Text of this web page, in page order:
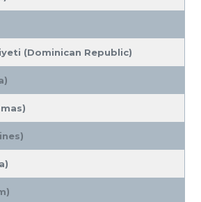
(Dominican Republic)